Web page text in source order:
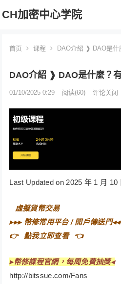
CH加密中心学院
首页 课程 DAO介紹 ❱ DAO是什
DAO介紹 ❱ DAO是什麼？
01/10/2025 0:29 阅读(60) 评论关闭
Last Updated on 2025 年 1 月
虛擬貨幣交易⠀
▸▸▸ 幣修常用平台 / 開戶傳送門
👉⠀ 點我立即查看⠀👈
▸幣修課程官網，每周免費抽獎◂
http://bitssue.com/Fans